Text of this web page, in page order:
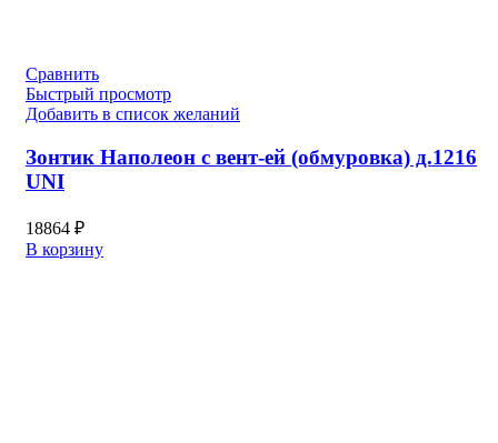
Сравнить
Быстрый просмотр
Добавить в список желаний
Зонтик Наполеон с вент-ей (обмуровка) д.1216
UNI
18864 ₽
В корзину